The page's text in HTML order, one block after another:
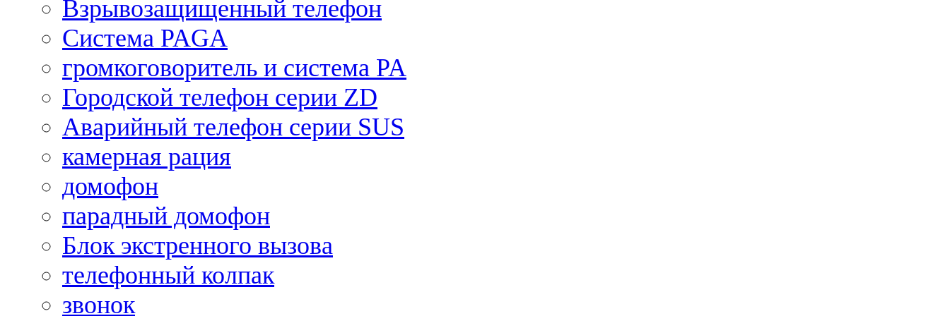
Взрывозащищенный телефон
Система PAGA
громкоговоритель и система PA
Городской телефон серии ZD
Аварийный телефон серии SUS
камерная рация
домофон
парадный домофон
Блок экстренного вызова
телефонный колпак
звонок